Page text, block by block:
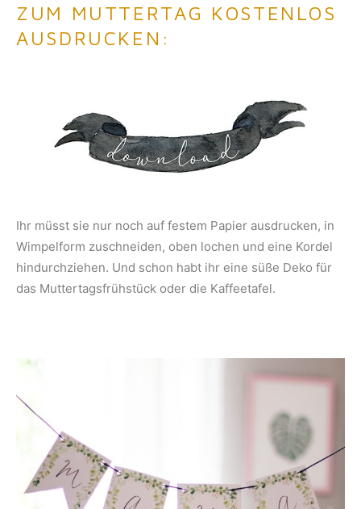
ZUM MUTTERTAG KOSTENLOS
AUSDRUCKEN:
Ihr müsst sie nur noch auf festem Papier ausdrucken, in
Wimpelform zuschneiden, oben lochen und eine Kordel
hindurchziehen. Und schon habt ihr eine süße Deko für
das Muttertagsfrühstück oder die Kaffeetafel.